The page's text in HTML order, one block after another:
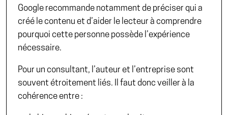
Google recommande notamment de préciser qui a
créé le contenu et d’aider le lecteur à comprendre
pourquoi cette personne possède l’expérience
nécessaire.
Pour un consultant, l’auteur et l’entreprise sont
souvent étroitement liés. Il faut donc veiller à la
cohérence entre :